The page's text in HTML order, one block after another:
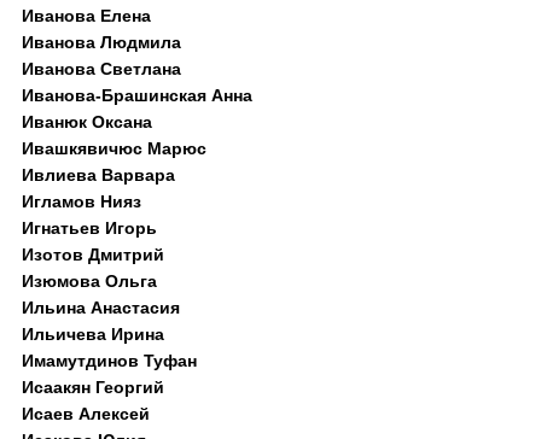
Иванова Елена
Иванова Людмила
Иванова Светлана
Иванова-Брашинская Анна
Иванюк Оксана
Ивашкявичюс Марюс
Ивлиева Варвара
Игламов Нияз
Игнатьев Игорь
Изотов Дмитрий
Изюмова Ольга
Ильина Анастасия
Ильичева Ирина
Имамутдинов Туфан
Исаакян Георгий
Исаев Алексей